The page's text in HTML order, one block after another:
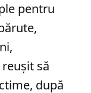
pentru
să
după